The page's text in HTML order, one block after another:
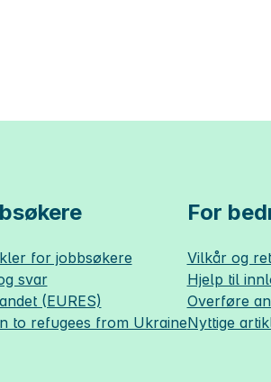
for jobbsøkere
svar
(EURES)
to refugees from Ukraine
For
Vilkår og
Hjelp til
Overføre
Nyttige